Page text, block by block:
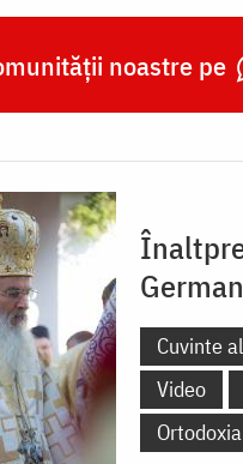
noastre pe
Cuvinte
Video